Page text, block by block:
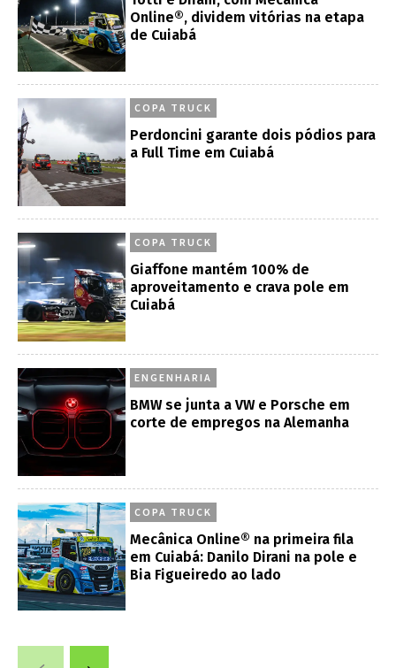
Online®, dividem vitórias na etapa
de Cuiabá
COPA TRUCK
Perdoncini garante dois pódios para
a Full Time em Cuiabá
COPA TRUCK
Giaffone mantém 100% de
aproveitamento e crava pole em
Cuiabá
ENGENHARIA
BMW se junta a VW e Porsche em
corte de empregos na Alemanha
COPA TRUCK
Mecânica Online® na primeira fila
em Cuiabá: Danilo Dirani na pole e
Bia Figueiredo ao lado